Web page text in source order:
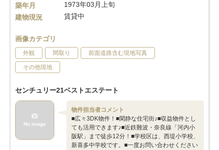
築年月
1973年03月上旬
建物現況
賃貸中
画像カテゴリ
外観 間取り 前面道路含む現地写真
その他現地
センチュリー21ベストエステート
物件担当者コメント
■広々3DK物件！■閑静な住宅街♪■収益物件とし
ても活用できます♪■近鉄難波・奈良線「河内小
阪駅」まで徒歩12分！■学校区は、西堤小学校、
新喜多中学校です。■一度お問い合わせください